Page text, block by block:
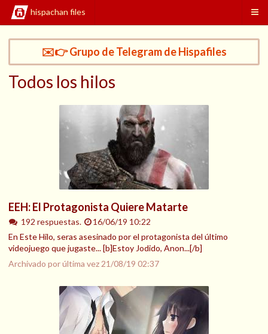
hispachan files
✉️👉 Grupo de Telegram de Hispafiles
Todos los hilos
EEH: El Protagonista Quiere Matarte
192 respuestas.
16/06/19 10:22
En Este Hilo, seras asesinado por el protagonista del último
videojuego que jugaste... [b]Estoy Jodido, Anon...[/b]
Archivado por última vez 21/08/19 02:37